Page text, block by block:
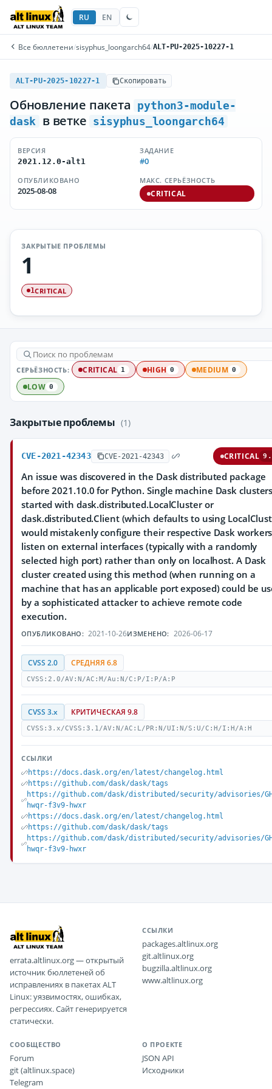
RU EN
Все бюллетени/sisyphus_loongarch64/ALT-PU-2025-10227-1
ALT-PU-2025-10227-1 Скопировать
Обновление пакета
python3-module-
dask
в ветке sisyphus_loongarch64
ВЕРСИЯ
2021.12.0-alt1
ЗАДАНИЕ
#0
ОПУБЛИКОВАНО
2025-08-08
МАКС. СЕРЬЁЗНОСТЬ
CRITICAL
ЗАКРЫТЫЕ ПРОБЛЕМЫ
1
1CRITICAL
СЕРЬЁЗНОСТЬ: CRITICAL 1 HIGH 0 MEDIUM 0
LOW 0
Закрытые проблемы (1)
CVE-2021-42343 CVE-2021-42343 CRITICAL
An issue was discovered in the Dask distributed package
before 2021.10.0 for Python. Single machine Dask
started with dask.distributed.LocalCluster or
dask.distributed.Client (which defaults to using
would mistakenly configure their respective Dask
listen on external interfaces (typically with a randomly
selected high port) rather than only on localhost. A Dask
cluster created using this method (when running on a
machine that has an applicable port exposed) could be
by a sophisticated attacker to achieve remote code
execution.
ОПУБЛИКОВАНО: 2021-10-26ИЗМЕНЕНО: 2026-06-17
CVSS 2.0 СРЕДНЯЯ 6.8
CVSS:2.0/AV:N/AC:M/Au:N/C:P/I:P/A:P
CVSS 3.x КРИТИЧЕСКАЯ 9.8
CVSS:3.x/CVSS:3.1/AV:N/AC:L/PR:N/UI:N/S:U/C:H/I:H/A:H
ССЫЛКИ
https://docs.dask.org/en/latest/changelog.html
https://github.com/dask/dask/tags
https://github.com/dask/distributed/security/advisories/
hwqr-f3v9-hwxr
https://docs.dask.org/en/latest/changelog.html
https://github.com/dask/dask/tags
https://github.com/dask/distributed/security/advisories/
hwqr-f3v9-hwxr
errata.altlinux.org — открытый
источник бюллетеней об
исправлениях в пакетах ALT
Linux: уязвимостях, ошибках,
регрессиях. Сайт генерируется
статически.
ССЫЛКИ
packages.altlinux.org
git.altlinux.org
bugzilla.altlinux.org
www.altlinux.org
СООБЩЕСТВО
Forum
git (altlinux.space)
Telegram
О ПРОЕКТЕ
JSON API
Исходники